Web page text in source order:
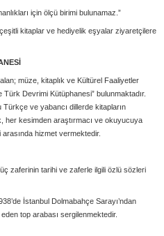
için ölçü birimi bulunamaz.”
kitaplar ve hediyelik eşyalar ziyaretçilere
müze, kitaplık ve Kültürel Faaliyetler
Devrimi Kütüphanesi” bulunmaktadır.
ve yabancı dillerde kitapların
her kesimden araştırmacı ve okuyucuya
hizmet vermektedir.
zaferinin tarihi ve zaferle ilgili özlü sözleri
İstanbul Dolmabahçe Sarayı’ndan
top arabası sergilenmektedir.